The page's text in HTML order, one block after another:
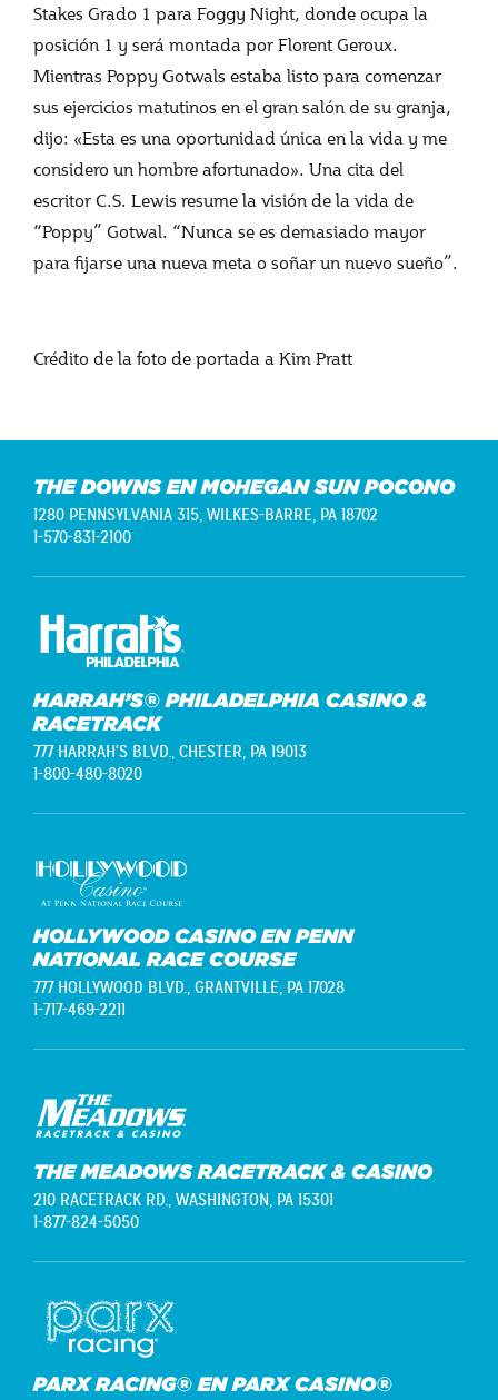
Stakes Grado 1 para Foggy Night, donde ocupa la
posición 1 y será montada por Florent Geroux.
Mientras Poppy Gotwals estaba listo para comenzar
sus ejercicios matutinos en el gran salón de su granja,
dijo: «Esta es una oportunidad única en la vida y me
considero un hombre afortunado». Una cita del
escritor C.S. Lewis resume la visión de la vida de
“Poppy” Gotwal. “Nunca se es demasiado mayor
para fijarse una nueva meta o soñar un nuevo sueño”.
Crédito de la foto de portada a Kim Pratt
THE DOWNS EN MOHEGAN SUN POCONO
1280 PENNSYLVANIA 315, WILKES-BARRE, PA 18702
1-570-831-2100
HARRAH’S® PHILADELPHIA CASINO &
RACETRACK
777 HARRAH'S BLVD., CHESTER, PA 19013
1-800-480-8020
HOLLYWOOD CASINO EN PENN
NATIONAL RACE COURSE
777 HOLLYWOOD BLVD., GRANTVILLE, PA 17028
1-717-469-2211
THE MEADOWS RACETRACK & CASINO
210 RACETRACK RD., WASHINGTON, PA 15301
1-877-824-5050
PARX RACING® EN PARX CASINO®